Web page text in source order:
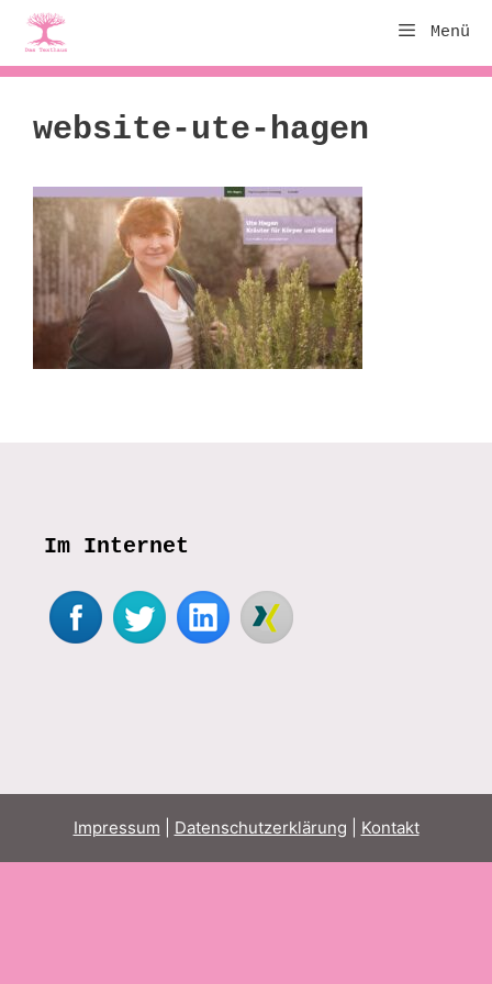
Zum
Inhalt
springen
Menü
website-ute-hagen
Im Internet
Impressum Datenschutzerklärung Kontakt